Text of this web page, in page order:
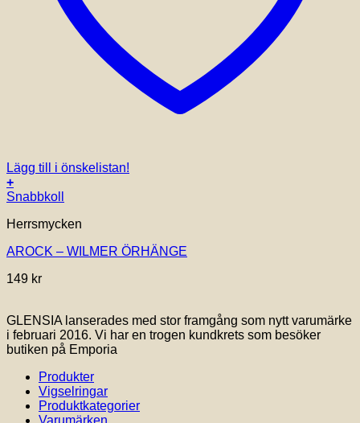
Lägg till i önskelistan!
+
Snabbkoll
Herrsmycken
AROCK – WILMER ÖRHÄNGE
149 kr
GLENSIA lanserades med stor framgång som nytt varumärke
i februari 2016. Vi har en trogen kundkrets som besöker
butiken på Emporia
Produkter
Vigselringar
Produktkategorier
Varumärken